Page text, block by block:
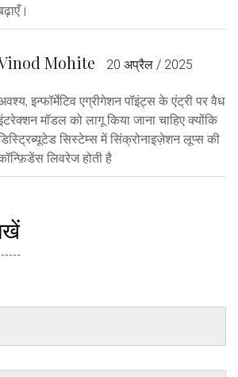
Mohite 20 अप्रैल / 2025
इन्फॉर्मेटिव एग्रीगेशन पॉइंट्स के एंट्री पर वैध
मॉडल को लागू किया जाना चाहिए क्योंकि
सिस्टेम्स में सिंक्रोनाइज़ेशन लूप्स की
लिवरेज होती है